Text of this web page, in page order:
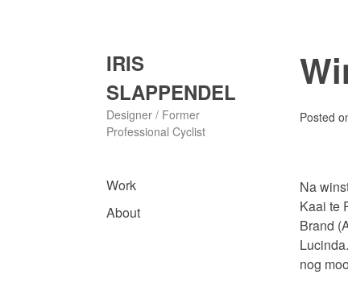
IRIS
SLAPPENDEL
Designer / Former
Professional Cyclist
Work
About
Posted
Na
Kaai te
Brand
nog